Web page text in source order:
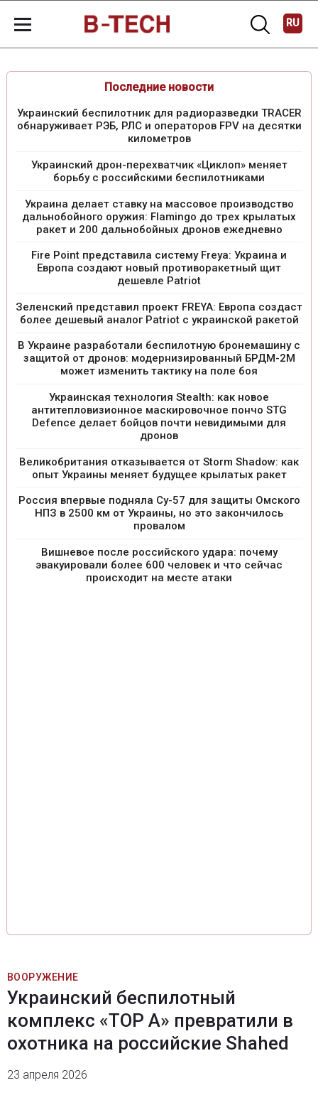
RU
Последние новости
Украинский беспилотник для радиоразведки TRACER
обнаруживает РЭБ, РЛС и операторов FPV на десятки
километров
Украинский дрон-перехватчик «Циклоп» меняет
борьбу с российскими беспилотниками
Украина делает ставку на массовое производство
дальнобойного оружия: Flamingo до трех крылатых
ракет и 200 дальнобойных дронов ежедневно
Fire Point представила систему Freya: Украина и
Европа создают новый противоракетный щит
дешевле Patriot
Зеленский представил проект FREYA: Европа создаст
более дешевый аналог Patriot с украинской ракетой
В Украине разработали беспилотную бронемашину с
защитой от дронов: модернизированный БРДМ-2М
может изменить тактику на поле боя
Украинская технология Stealth: как новое
антитепловизионное маскировочное пончо STG
Defence делает бойцов почти невидимыми для
дронов
Великобритания отказывается от Storm Shadow: как
опыт Украины меняет будущее крылатых ракет
Россия впервые подняла Су-57 для защиты Омского
НПЗ в 2500 км от Украины, но это закончилось
провалом
Вишневое после российского удара: почему
эвакуировали более 600 человек и что сейчас
происходит на месте атаки
ВООРУЖЕНИЕ
Украинский беспилотный
комплекс «ТОР А» превратили в
охотника на российские Shahed
23 апреля 2026